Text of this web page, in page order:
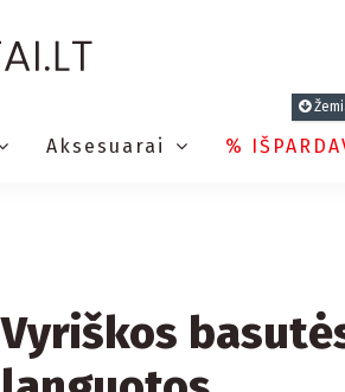
Aksesuarai %
Vyriškos